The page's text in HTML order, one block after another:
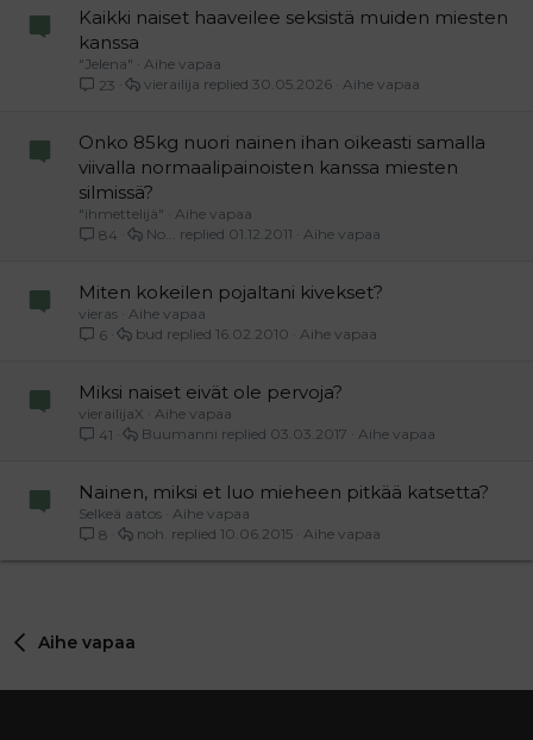
Kaikki naiset haaveilee seksistä muiden miesten
kanssa
"Jelena"
Aihe vapaa
23
Aihe vapaa
30.05.2026
vierailija
Onko 85kg nuori nainen ihan oikeasti samalla
viivalla normaalipainoisten kanssa miesten
silmissä?
"ihmettelijä"
Aihe vapaa
84
Aihe vapaa
01.12.2011
No...
Miten kokeilen pojaltani kivekset?
vieras
Aihe vapaa
6
Aihe vapaa
16.02.2010
bud
Miksi naiset eivät ole pervoja?
vierailijaX
Aihe vapaa
41
Aihe vapaa
03.03.2017
Buumanni
Nainen, miksi et luo mieheen pitkää katsetta?
Selkeä aatos
Aihe vapaa
8
Aihe vapaa
10.06.2015
noh.
Aihe vapaa